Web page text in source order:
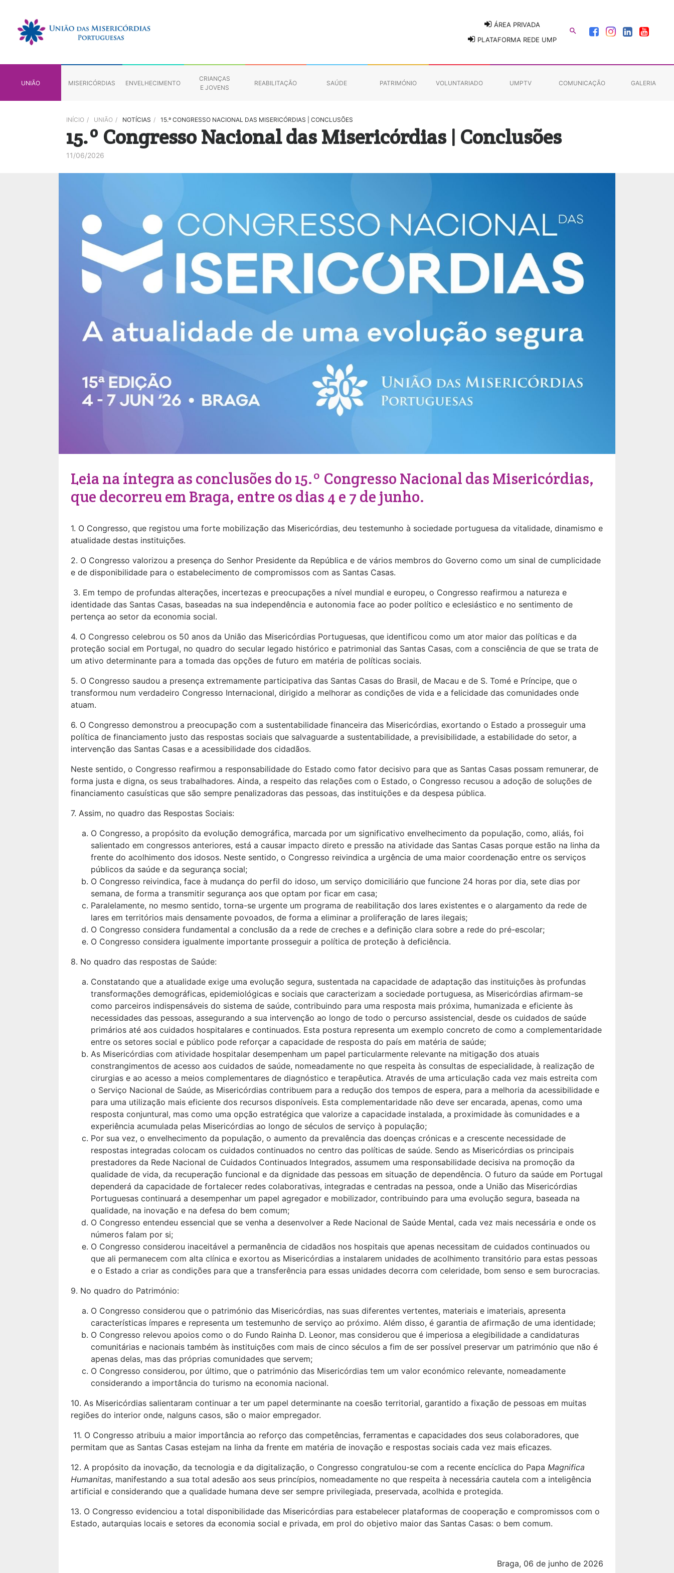
ÁREA PRIVADA
PLATAFORMA REDE UMP

UNIÃO MISERICÓRDIAS ENVELHECIMENTO
CRIANÇAS
E JOVENS
REABILITAÇÃO SAÚDE PATRIMÓNIO VOLUNTARIADO UMPTV COMUNICAÇÃO GALERIA
INÍCIO / UNIÃO / NOTÍCIAS / 15.º CONGRESSO NACIONAL DAS MISERICÓRDIAS | CONCLUSÕES
15.º Congresso Nacional das Misericórdias | Conclusões
11/06/2026
Leia na íntegra as conclusões do 15.º Congresso Nacional das Misericórdias,
que decorreu em Braga, entre os dias 4 e 7 de junho.
1. O Congresso, que registou uma forte mobilização das Misericórdias, deu testemunho à sociedade portuguesa da vitalidade, dinamismo e
atualidade destas instituições.
2. O Congresso valorizou a presença do Senhor Presidente da República e de vários membros do Governo como um sinal de cumplicidade
e de disponibilidade para o estabelecimento de compromissos com as Santas Casas.
3. Em tempo de profundas alterações, incertezas e preocupações a nível mundial e europeu, o Congresso reafirmou a natureza e
identidade das Santas Casas, baseadas na sua independência e autonomia face ao poder político e eclesiástico e no sentimento de
pertença ao setor da economia social.
4. O Congresso celebrou os 50 anos da União das Misericórdias Portuguesas, que identificou como um ator maior das políticas e da
proteção social em Portugal, no quadro do secular legado histórico e patrimonial das Santas Casas, com a consciência de que se trata de
um ativo determinante para a tomada das opções de futuro em matéria de políticas sociais.
5. O Congresso saudou a presença extremamente participativa das Santas Casas do Brasil, de Macau e de S. Tomé e Príncipe, que o
transformou num verdadeiro Congresso Internacional, dirigido a melhorar as condições de vida e a felicidade das comunidades onde
atuam.
6. O Congresso demonstrou a preocupação com a sustentabilidade financeira das Misericórdias, exortando o Estado a prosseguir uma
política de financiamento justo das respostas sociais que salvaguarde a sustentabilidade, a previsibilidade, a estabilidade do setor, a
intervenção das Santas Casas e a acessibilidade dos cidadãos.
Neste sentido, o Congresso reafirmou a responsabilidade do Estado como fator decisivo para que as Santas Casas possam remunerar, de
forma justa e digna, os seus trabalhadores. Ainda, a respeito das relações com o Estado, o Congresso recusou a adoção de soluções de
financiamento casuísticas que são sempre penalizadoras das pessoas, das instituições e da despesa pública.
7. Assim, no quadro das Respostas Sociais:
O Congresso, a propósito da evolução demográfica, marcada por um significativo envelhecimento da população, como, aliás, foi
salientado em congressos anteriores, está a causar impacto direto e pressão na atividade das Santas Casas porque estão na linha da
frente do acolhimento dos idosos. Neste sentido, o Congresso reivindica a urgência de uma maior coordenação entre os serviços
públicos da saúde e da segurança social;
O Congresso reivindica, face à mudança do perfil do idoso, um serviço domiciliário que funcione 24 horas por dia, sete dias por
semana, de forma a transmitir segurança aos que optam por ficar em casa;
Paralelamente, no mesmo sentido, torna-se urgente um programa de reabilitação dos lares existentes e o alargamento da rede de
lares em territórios mais densamente povoados, de forma a eliminar a proliferação de lares ilegais;
O Congresso considera fundamental a conclusão da a rede de creches e a definição clara sobre a rede do pré-escolar;
O Congresso considera igualmente importante prosseguir a política de proteção à deficiência.
8. No quadro das respostas de Saúde:
Constatando que a atualidade exige uma evolução segura, sustentada na capacidade de adaptação das instituições às profundas
transformações demográficas, epidemiológicas e sociais que caracterizam a sociedade portuguesa, as Misericórdias afirmam-se
como parceiros indispensáveis do sistema de saúde, contribuindo para uma resposta mais próxima, humanizada e eficiente às
necessidades das pessoas, assegurando a sua intervenção ao longo de todo o percurso assistencial, desde os cuidados de saúde
primários até aos cuidados hospitalares e continuados. Esta postura representa um exemplo concreto de como a complementaridade
entre os setores social e público pode reforçar a capacidade de resposta do país em matéria de saúde;
As Misericórdias com atividade hospitalar desempenham um papel particularmente relevante na mitigação dos atuais
constrangimentos de acesso aos cuidados de saúde, nomeadamente no que respeita às consultas de especialidade, à realização de
cirurgias e ao acesso a meios complementares de diagnóstico e terapêutica. Através de uma articulação cada vez mais estreita com
o Serviço Nacional de Saúde, as Misericórdias contribuem para a redução dos tempos de espera, para a melhoria da acessibilidade e
para uma utilização mais eficiente dos recursos disponíveis. Esta complementaridade não deve ser encarada, apenas, como uma
resposta conjuntural, mas como uma opção estratégica que valorize a capacidade instalada, a proximidade às comunidades e a
experiência acumulada pelas Misericórdias ao longo de séculos de serviço à população;
Por sua vez, o envelhecimento da população, o aumento da prevalência das doenças crónicas e a crescente necessidade de
respostas integradas colocam os cuidados continuados no centro das políticas de saúde. Sendo as Misericórdias os principais
prestadores da Rede Nacional de Cuidados Continuados Integrados, assumem uma responsabilidade decisiva na promoção da
qualidade de vida, da recuperação funcional e da dignidade das pessoas em situação de dependência. O futuro da saúde em Portugal
dependerá da capacidade de fortalecer redes colaborativas, integradas e centradas na pessoa, onde a União das Misericórdias
Portuguesas continuará a desempenhar um papel agregador e mobilizador, contribuindo para uma evolução segura, baseada na
qualidade, na inovação e na defesa do bem comum;
O Congresso entendeu essencial que se venha a desenvolver a Rede Nacional de Saúde Mental, cada vez mais necessária e onde os
números falam por si;
O Congresso considerou inaceitável a permanência de cidadãos nos hospitais que apenas necessitam de cuidados continuados ou
que ali permanecem com alta clínica e exortou as Misericórdias a instalarem unidades de acolhimento transitório para estas pessoas
e o Estado a criar as condições para que a transferência para essas unidades decorra com celeridade, bom senso e sem burocracias.
9. No quadro do Património:
O Congresso considerou que o património das Misericórdias, nas suas diferentes vertentes, materiais e imateriais, apresenta
características ímpares e representa um testemunho de serviço ao próximo. Além disso, é garantia de afirmação de uma identidade;
O Congresso relevou apoios como o do Fundo Rainha D. Leonor, mas considerou que é imperiosa a elegibilidade a candidaturas
comunitárias e nacionais também às instituições com mais de cinco séculos a fim de ser possível preservar um património que não é
apenas delas, mas das próprias comunidades que servem;
O Congresso considerou, por último, que o património das Misericórdias tem um valor económico relevante, nomeadamente
considerando a importância do turismo na economia nacional.
10. As Misericórdias salientaram continuar a ter um papel determinante na coesão territorial, garantido a fixação de pessoas em muitas
regiões do interior onde, nalguns casos, são o maior empregador.
11. O Congresso atribuiu a maior importância ao reforço das competências, ferramentas e capacidades dos seus colaboradores, que
permitam que as Santas Casas estejam na linha da frente em matéria de inovação e respostas sociais cada vez mais eficazes.
12. A propósito da inovação, da tecnologia e da digitalização, o Congresso congratulou-se com a recente encíclica do Papa Magnifica
Humanitas, manifestando a sua total adesão aos seus princípios, nomeadamente no que respeita à necessária cautela com a inteligência
artificial e considerando que a qualidade humana deve ser sempre privilegiada, preservada, acolhida e protegida.
13. O Congresso evidenciou a total disponibilidade das Misericórdias para estabelecer plataformas de cooperação e compromissos com o
Estado, autarquias locais e setores da economia social e privada, em prol do objetivo maior das Santas Casas: o bem comum.
Braga, 06 de junho de 2026